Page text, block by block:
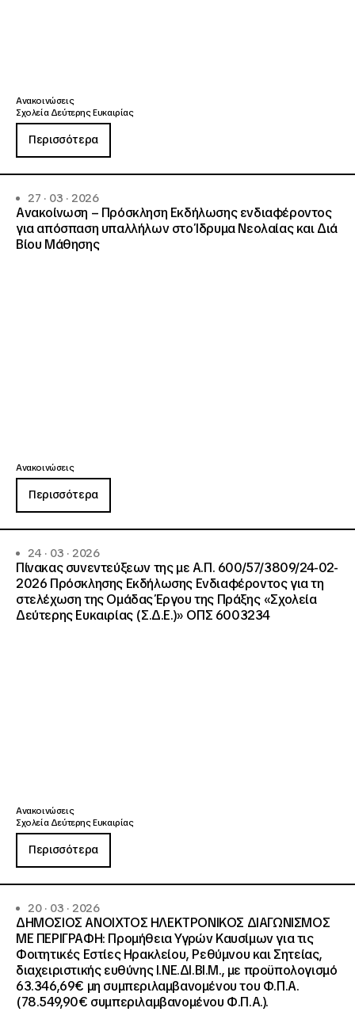
Ανακοινώσεις
Σχολεία Δεύτερης Ευκαιρίας
Περισσότερα
27 · 03 · 2026
Ανακοίνωση – Πρόσκληση Εκδήλωσης ενδιαφέροντος
για απόσπαση υπαλλήλων στο Ίδρυμα Νεολαίας και Διά
Βίου Μάθησης
Ανακοινώσεις
Περισσότερα
24 · 03 · 2026
Πίνακας συνεντεύξεων της με Α.Π. 600/57/3809/24-02-
2026 Πρόσκλησης Εκδήλωσης Ενδιαφέροντος για τη
στελέχωση της Ομάδας Έργου της Πράξης «Σχολεία
Δεύτερης Ευκαιρίας (Σ.Δ.Ε.)» ΟΠΣ 6003234
Ανακοινώσεις
Σχολεία Δεύτερης Ευκαιρίας
Περισσότερα
20 · 03 · 2026
ΔΗΜΟΣΙΟΣ ΑΝΟΙΧΤΟΣ ΗΛΕΚΤΡΟΝΙΚΟΣ ΔΙΑΓΩΝΙΣΜΟΣ
ΜΕ ΠΕΡΙΓΡΑΦΗ: Προμήθεια Υγρών Καυσίμων για τις
Φοιτητικές Εστίες Ηρακλείου, Ρεθύμνου και Σητείας,
διαχειριστικής ευθύνης Ι.ΝΕ.ΔΙ.ΒΙ.Μ., με προϋπολογισμό
63.346,69€ μη συμπεριλαμβανομένου του Φ.Π.Α.
(78.549,90€ συμπεριλαμβανομένου Φ.Π.Α.).